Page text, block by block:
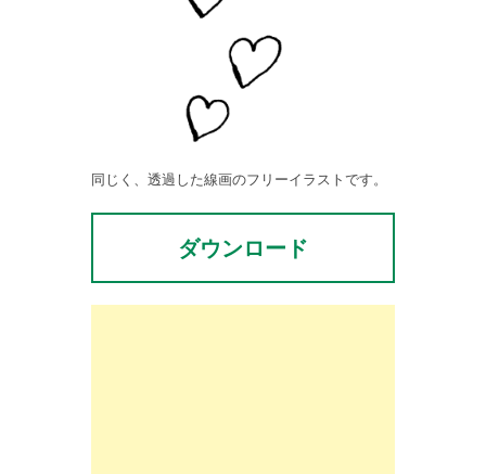
同じく、透過した線画のフリーイラストです。
ダウンロード